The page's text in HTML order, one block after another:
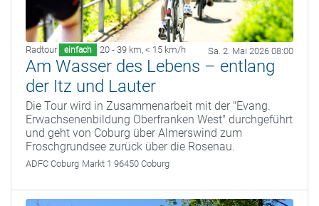
Radtour einfach 20 - 39 km, < 15 km/h Sa. 2. Mai 2026 08:00
Am Wasser des Lebens – entlang
der Itz und Lauter
Die Tour wird in Zusammenarbeit mit der "Evang.
Erwachsenenbildung Oberfranken West" durchgeführt
und geht von Coburg über Almerswind zum
Froschgrundsee zurück über die Rosenau.
ADFC Coburg Markt 1 96450 Coburg